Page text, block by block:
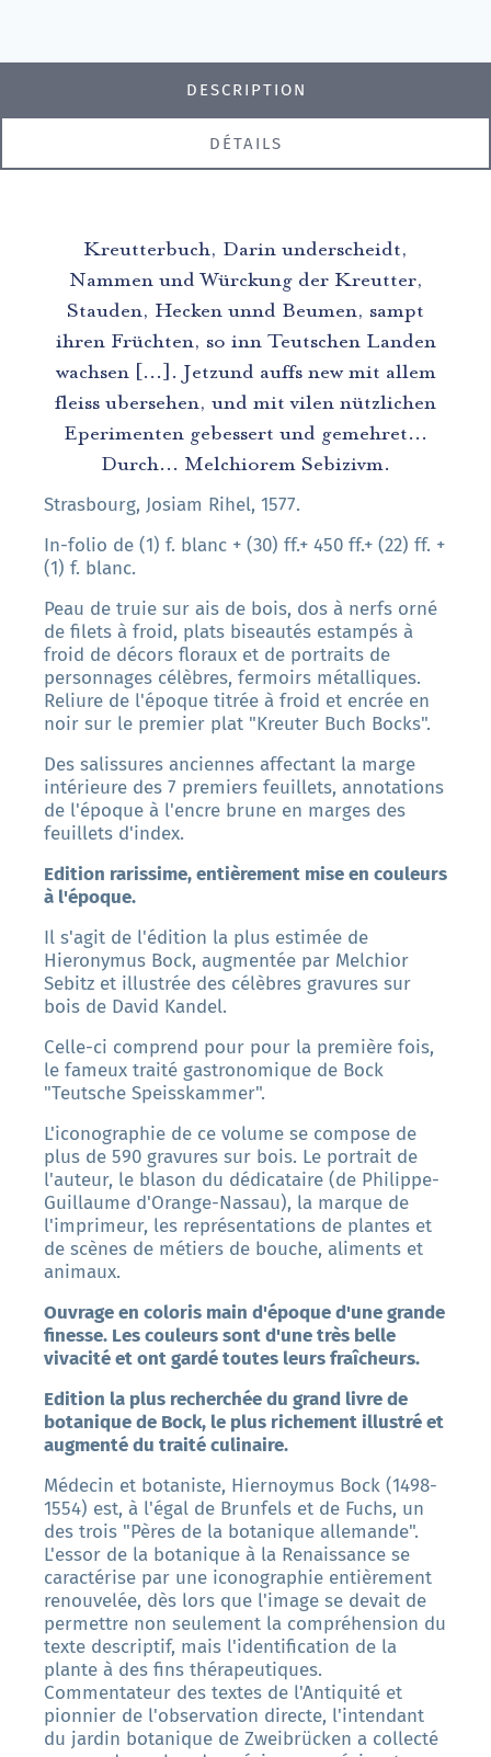
DESCRIPTION
DÉTAILS
Kreutterbuch, Darin underscheidt,
Nammen und Würckung der Kreutter,
Stauden, Hecken unnd Beumen, sampt
ihren Früchten, so inn Teutschen Landen
wachsen [...]. Jetzund auffs new mit allem
fleiss ubersehen, und mit vilen nützlichen
Eperimenten gebessert und gemehret...
Durch... Melchiorem Sebizivm.
Strasbourg, Josiam Rihel, 1577.
In-folio de (1) f. blanc + (30) ff.+ 450 ff.+ (22) ff. +
(1) f. blanc.
Peau de truie sur ais de bois, dos à nerfs orné
de filets à froid, plats biseautés estampés à
froid de décors floraux et de portraits de
personnages célèbres, fermoirs métalliques.
Reliure de l'époque titrée à froid et encrée en
noir sur le premier plat "Kreuter Buch Bocks".
Des salissures anciennes affectant la marge
intérieure des 7 premiers feuillets, annotations
de l'époque à l'encre brune en marges des
feuillets d'index.
Edition rarissime, entièrement mise en couleurs
à l'époque.
Il s'agit de l'édition la plus estimée de
Hieronymus Bock, augmentée par Melchior
Sebitz et illustrée des célèbres gravures sur
bois de David Kandel.
Celle-ci comprend pour pour la première fois,
le fameux traité gastronomique de Bock
"Teutsche Speisskammer".
L'iconographie de ce volume se compose de
plus de 590 gravures sur bois. Le portrait de
l'auteur, le blason du dédicataire (de Philippe-
Guillaume d'Orange-Nassau), la marque de
l'imprimeur, les représentations de plantes et
de scènes de métiers de bouche, aliments et
animaux.
Ouvrage en coloris main d'époque d'une grande
finesse. Les couleurs sont d'une très belle
vivacité et ont gardé toutes leurs fraîcheurs.
Edition la plus recherchée du grand livre de
botanique de Bock, le plus richement illustré et
augmenté du traité culinaire.
Médecin et botaniste, Hiernoymus Bock (1498-
1554) est, à l'égal de Brunfels et de Fuchs, un
des trois "Pères de la botanique allemande".
L'essor de la botanique à la Renaissance se
caractérise par une iconographie entièrement
renouvelée, dès lors que l'image se devait de
permettre non seulement la compréhension du
texte descriptif, mais l'identification de la
plante à des fins thérapeutiques.
Commentateur des textes de l'Antiquité et
pionnier de l'observation directe, l'intendant
du jardin botanique de Zweibrücken a collecté